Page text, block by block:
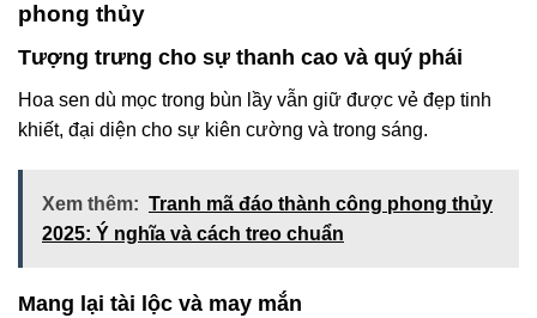
phong thủy
Tượng trưng cho sự thanh cao và quý phái
Hoa sen dù mọc trong bùn lầy vẫn giữ được vẻ đẹp tinh
khiết, đại diện cho sự kiên cường và trong sáng.
Xem thêm: Tranh mã đáo thành công phong thủy
2025: Ý nghĩa và cách treo chuẩn
Mang lại tài lộc và may mắn